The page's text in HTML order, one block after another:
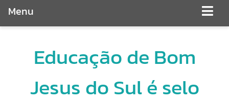
Menu
Educação de Bom
Jesus do Sul é selo